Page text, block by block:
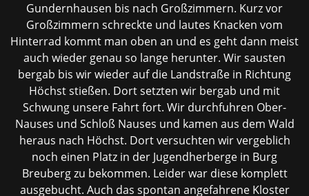
Gundernhausen bis nach Großzimmern. Kurz vor
Großzimmern schreckte und lautes Knacken vom
Hinterrad kommt man oben an und es geht dann meist
auch wieder genau so lange herunter. Wir sausten
bergab bis wir wieder auf die Landstraße in Richtung
Höchst stießen. Dort setzten wir bergab und mit
Schwung unsere Fahrt fort. Wir durchfuhren Ober-
Nauses und Schloß Nauses und kamen aus dem Wald
heraus nach Höchst. Dort versuchten wir vergeblich
noch einen Platz in der Jugendherberge in Burg
Breuberg zu bekommen. Leider war diese komplett
ausgebucht. Auch das spontan angefahrene Kloster